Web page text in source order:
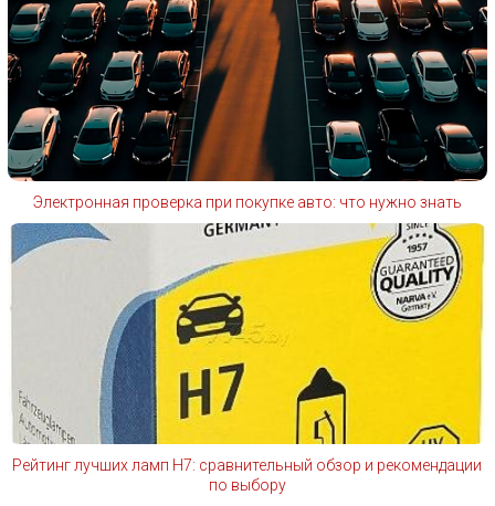
Электронная проверка при покупке авто: что нужно знать
Рейтинг лучших ламп H7: сравнительный обзор и рекомендации
по выбору